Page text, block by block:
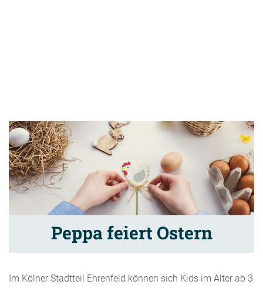
Peppa feiert Ostern
Im Kölner Stadtteil Ehrenfeld können sich Kids im Alter ab 3